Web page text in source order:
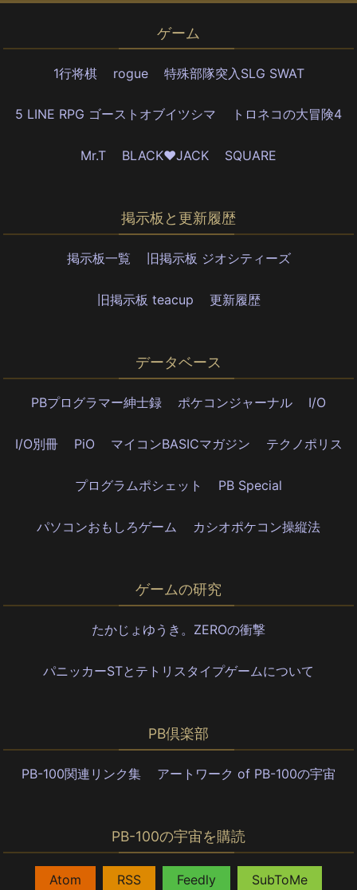
ゲーム
1行将棋 rogue 特殊部隊突入SLG SWAT
5 LINE RPG ゴーストオブイツシマ トロネコの大冒険4
Mr.T BLACK♥JACK SQUARE
掲示板と更新履歴
掲示板一覧 旧掲示板 ジオシティーズ
旧掲示板 teacup 更新履歴
データベース
PBプログラマー紳士録 ポケコンジャーナル I/O
I/O別冊 PiO マイコンBASICマガジン テクノポリス
プログラムポシェット PB Special
パソコンおもしろゲーム カシオポケコン操縦法
ゲームの研究
たかじょゆうき。ZEROの衝撃
パニッカーSTとテトリスタイプゲームについて
PB倶楽部
PB-100関連リンク集 アートワーク of PB-100の宇宙
PB-100の宇宙を購読
Atom RSS Feedly SubToMe